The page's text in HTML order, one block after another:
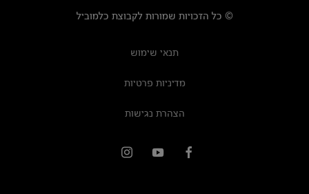
© כל הזכויות שמורות לקבוצת כלמוביל
תנאי שימוש
מדיניות פרטיות
הצהרת נגישות